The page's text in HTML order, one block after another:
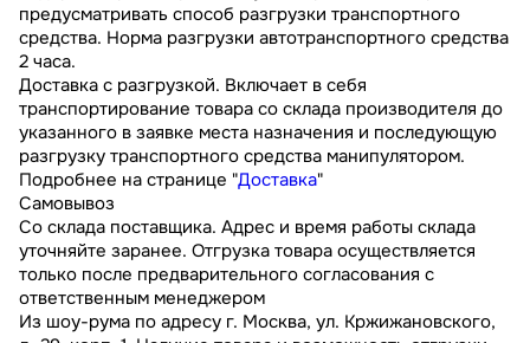
предусматривать способ разгрузки транспортного
средства. Норма разгрузки автотранспортного средства
2 часа.
Доставка с разгрузкой. Включает в себя
транспортирование товара со склада производителя до
указанного в заявке места назначения и последующую
разгрузку транспортного средства манипулятором.
Подробнее на странице "Доставка"
Самовывоз
Со склада поставщика. Адрес и время работы склада
уточняйте заранее. Отгрузка товара осуществляется
только после предварительного согласования с
ответственным менеджером
Из шоу-рума по адресу г. Москва, ул. Кржижановского,